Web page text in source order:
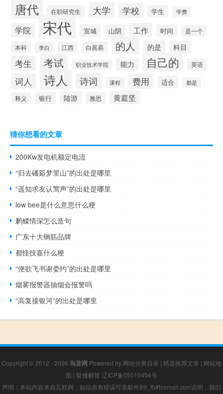
唐代 在职研究生 大学 学校 学生 学费
学院 宋代 宣城 山阴 工作 时间
是一个
本科
李白 江西 白居易 的人 的是 科目
考生 考试 职业技术学院 能力 自己的 英语
词人 诗人 诗词 课程 费用 适合 都是
释义 银行 陆游 雅思 黄庭坚
猜你想看的文章
200Kw发电机额定电流
“归去磻谿梦里山”的出处是哪里
“遥知求友认莺声”的出处是哪里
low bee是什么意思什么梗
鹣鲽情深怎么造句
广东十大钢筋品牌
都怪技嘉什么梗
“便欲飞书谢娄约”的出处是哪里
烟雾报警器抽烟会报警吗
“高复接银河”的出处是哪里
Copyright © 2012 - 2026 鸟音网 Powered by 网站分类目录 | 精选推荐文章 | 网站地
图 | 疑难解答 辽ICP备05010454号
声明：本站内容来自互联网，如信息有错误可发邮件到f_fb#foxmail.com说明，我们